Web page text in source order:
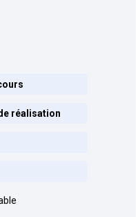
réalisation